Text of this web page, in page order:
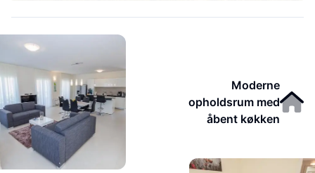
Moderne
opholdsrum med
åbent køkken